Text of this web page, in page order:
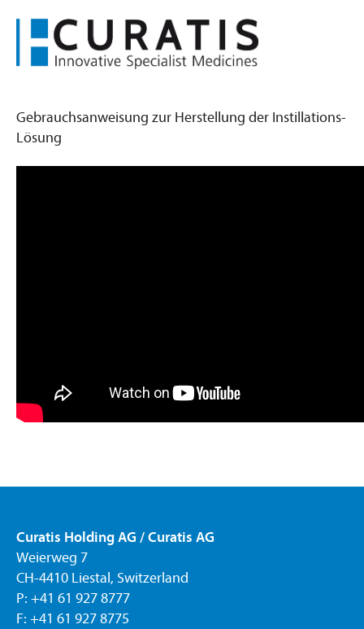
mitem® 20mg
Gebrauchsanweisung zur Herstellung der Instillations-
Lösung
Curatis Holding AG / Curatis AG
Weierweg 7
CH-4410 Liestal, Switzerland
P: +41 61 927 8777
F: +41 61 927 8775